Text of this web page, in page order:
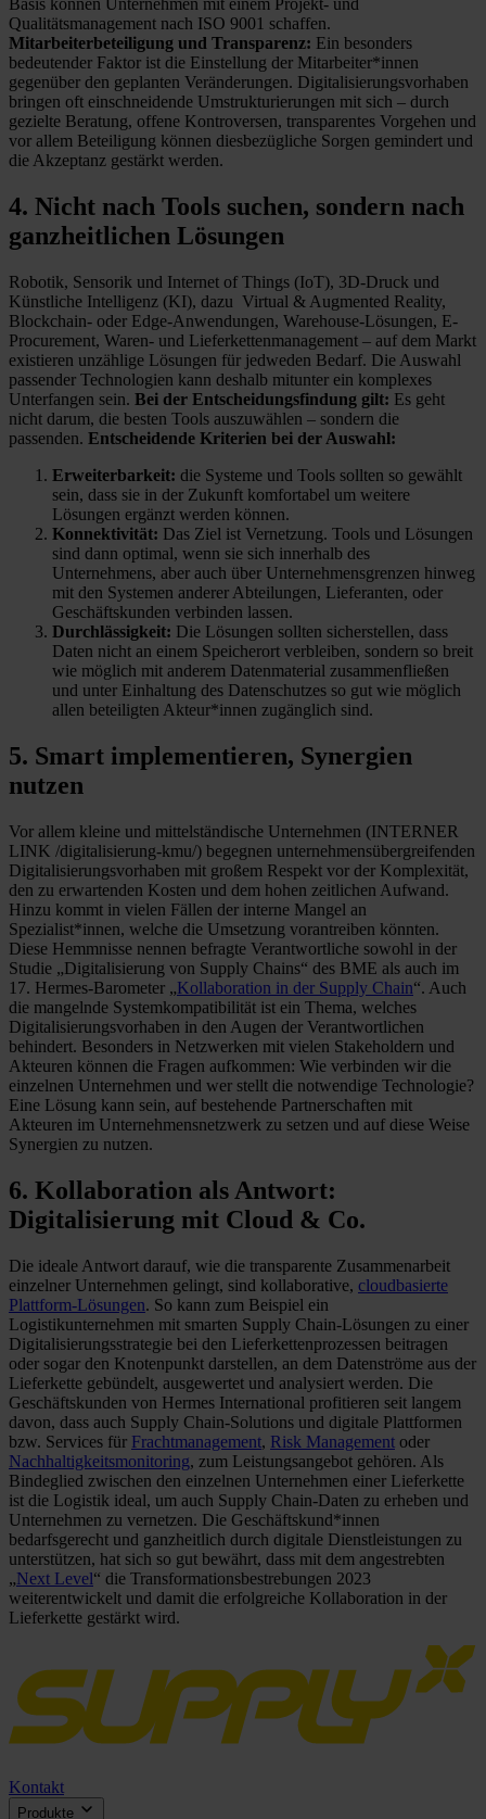
Basis können Unternehmen mit einem Projekt- und
Qualitätsmanagement nach ISO 9001 schaffen.
Mitarbeiterbeteiligung und Transparenz: Ein besonders
bedeutender Faktor ist die Einstellung der Mitarbeiter*innen
gegenüber den geplanten Veränderungen. Digitalisierungsvorhaben
bringen oft einschneidende Umstrukturierungen mit sich – durch
gezielte Beratung, offene Kontroversen, transparentes Vorgehen und
vor allem Beteiligung können diesbezügliche Sorgen gemindert und
die Akzeptanz gestärkt werden.
4. Nicht nach Tools suchen, sondern nach
ganzheitlichen Lösungen
Robotik, Sensorik und Internet of Things (IoT), 3D-Druck und
Künstliche Intelligenz (KI), dazu Virtual & Augmented Reality,
Blockchain- oder Edge-Anwendungen, Warehouse-Lösungen, E-
Procurement, Waren- und Lieferkettenmanagement – auf dem Markt
existieren unzählige Lösungen für jedweden Bedarf. Die Auswahl
passender Technologien kann deshalb mitunter ein komplexes
Unterfangen sein. Bei der Entscheidungsfindung gilt: Es geht
nicht darum, die besten Tools auszuwählen – sondern die
passenden. Entscheidende Kriterien bei der Auswahl:
Erweiterbarkeit: die Systeme und Tools sollten so gewählt
sein, dass sie in der Zukunft komfortabel um weitere
Lösungen ergänzt werden können.
Konnektivität: Das Ziel ist Vernetzung. Tools und Lösungen
sind dann optimal, wenn sie sich innerhalb des
Unternehmens, aber auch über Unternehmensgrenzen hinweg
mit den Systemen anderer Abteilungen, Lieferanten, oder
Geschäftskunden verbinden lassen.
Durchlässigkeit: Die Lösungen sollten sicherstellen, dass
Daten nicht an einem Speicherort verbleiben, sondern so breit
wie möglich mit anderem Datenmaterial zusammenfließen
und unter Einhaltung des Datenschutzes so gut wie möglich
allen beteiligten Akteur*innen zugänglich sind.
5. Smart implementieren, Synergien
nutzen
Vor allem kleine und mittelständische Unternehmen (INTERNER
LINK /digitalisierung-kmu/) begegnen unternehmensübergreifenden
Digitalisierungsvorhaben mit großem Respekt vor der Komplexität,
den zu erwartenden Kosten und dem hohen zeitlichen Aufwand.
Hinzu kommt in vielen Fällen der interne Mangel an
Spezialist*innen, welche die Umsetzung vorantreiben könnten.
Diese Hemmnisse nennen befragte Verantwortliche sowohl in der
Studie „Digitalisierung von Supply Chains“ des BME als auch im
17. Hermes-Barometer „Kollaboration in der Supply Chain“. Auch
die mangelnde Systemkompatibilität ist ein Thema, welches
Digitalisierungsvorhaben in den Augen der Verantwortlichen
behindert. Besonders in Netzwerken mit vielen Stakeholdern und
Akteuren können die Fragen aufkommen: Wie verbinden wir die
einzelnen Unternehmen und wer stellt die notwendige Technologie?
Eine Lösung kann sein, auf bestehende Partnerschaften mit
Akteuren im Unternehmensnetzwerk zu setzen und auf diese Weise
Synergien zu nutzen.
6. Kollaboration als Antwort:
Digitalisierung mit Cloud & Co.
Die ideale Antwort darauf, wie die transparente Zusammenarbeit
einzelner Unternehmen gelingt, sind kollaborative, cloudbasierte
Plattform-Lösungen. So kann zum Beispiel ein
Logistikunternehmen mit smarten Supply Chain-Lösungen zu einer
Digitalisierungsstrategie bei den Lieferkettenprozessen beitragen
oder sogar den Knotenpunkt darstellen, an dem Datenströme aus der
Lieferkette gebündelt, ausgewertet und analysiert werden. Die
Geschäftskunden von Hermes International profitieren seit langem
davon, dass auch Supply Chain-Solutions und digitale Plattformen
bzw. Services für Frachtmanagement, Risk Management oder
Nachhaltigkeitsmonitoring, zum Leistungsangebot gehören. Als
Bindeglied zwischen den einzelnen Unternehmen einer Lieferkette
ist die Logistik ideal, um auch Supply Chain-Daten zu erheben und
Unternehmen zu vernetzen. Die Geschäftskund*innen
bedarfsgerecht und ganzheitlich durch digitale Dienstleistungen zu
unterstützen, hat sich so gut bewährt, dass mit dem angestrebten
„Next Level“ die Transformationsbestrebungen 2023
weiterentwickelt und damit die erfolgreiche Kollaboration in der
Lieferkette gestärkt wird.
Kontakt
Produkte